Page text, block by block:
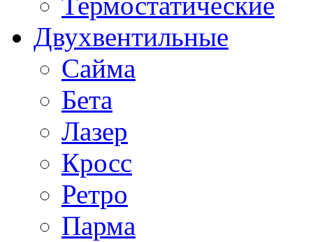
Двухвентильные
Сайма
Бета
Лазер
Кросс
Ретро
Парма